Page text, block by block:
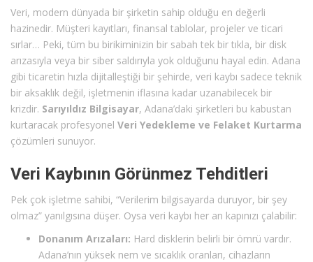
Veri, modern dünyada bir şirketin sahip olduğu en değerli
hazinedir. Müşteri kayıtları, finansal tablolar, projeler ve ticari
sırlar… Peki, tüm bu birikiminizin bir sabah tek bir tıkla, bir disk
arızasıyla veya bir siber saldırıyla yok olduğunu hayal edin. Adana
gibi ticaretin hızla dijitalleştiği bir şehirde, veri kaybı sadece teknik
bir aksaklık değil, işletmenin iflasına kadar uzanabilecek bir
krizdir. Sarıyıldız Bilgisayar, Adana’daki şirketleri bu kabustan
kurtaracak profesyonel Veri Yedekleme ve Felaket Kurtarma
çözümleri sunuyor.
Veri Kaybının Görünmez Tehditleri
Pek çok işletme sahibi, “Verilerim bilgisayarda duruyor, bir şey
olmaz” yanılgısına düşer. Oysa veri kaybı her an kapınızı çalabilir:
Donanım Arızaları: Hard disklerin belirli bir ömrü vardır.
Adana’nın yüksek nem ve sıcaklık oranları, cihazların